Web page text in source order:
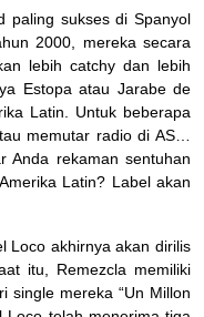
paling sukses di Spanyol
2000, mereka secara
lebih catchy dan lebih
Estopa atau Jarabe de
Latin. Untuk beberapa
memutar radio di AS…
Anda rekaman sentuhan
Latin? Label akan
Loco akhirnya akan dirilis
itu, Remezcla memiliki
single mereka “Un Millon